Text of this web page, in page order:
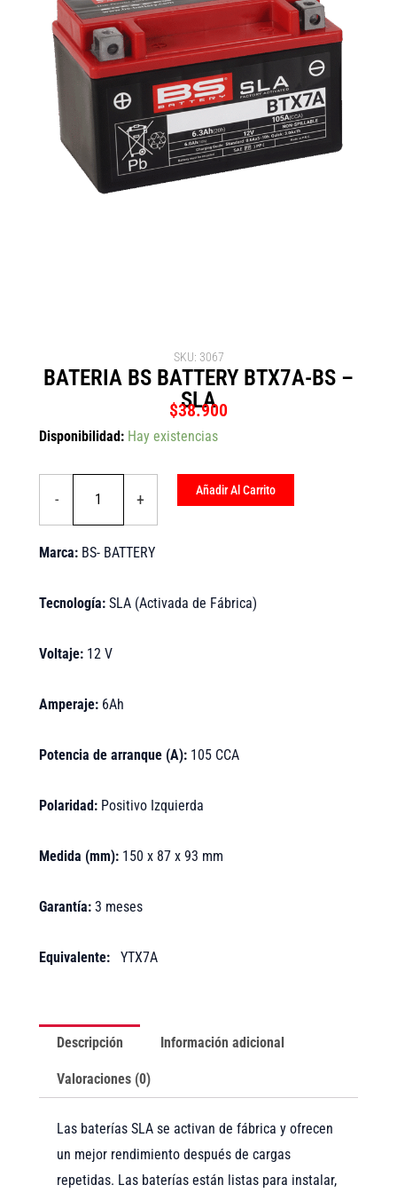
SKU: 3067
BATERIA BS BATTERY BTX7A-BS –
SLA
$38.900
Disponibilidad: Hay existencias
-
BATERIA
cantidad
+
Añadir Al Carrito
Marca: BS- BATTERY
Tecnología: SLA (Activada de Fábrica)
Voltaje: 12 V
Amperaje: 6Ah
Potencia de arranque (A): 105 CCA
Polaridad: Positivo Izquierda
Medida (mm): 150 x 87 x 93 mm
Garantía: 3 meses
Equivalente: YTX7A
Descripción Información adicional
Valoraciones (0)
Las baterías SLA se activan de fábrica y ofrecen
un mejor rendimiento después de cargas
repetidas. Las baterías están listas para instalar,